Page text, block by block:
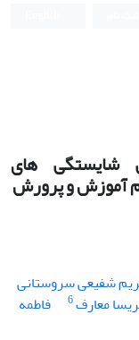
شایستگی های
آموزش و پرورش
شفیعی سروستانی
معارف6
فاطمه